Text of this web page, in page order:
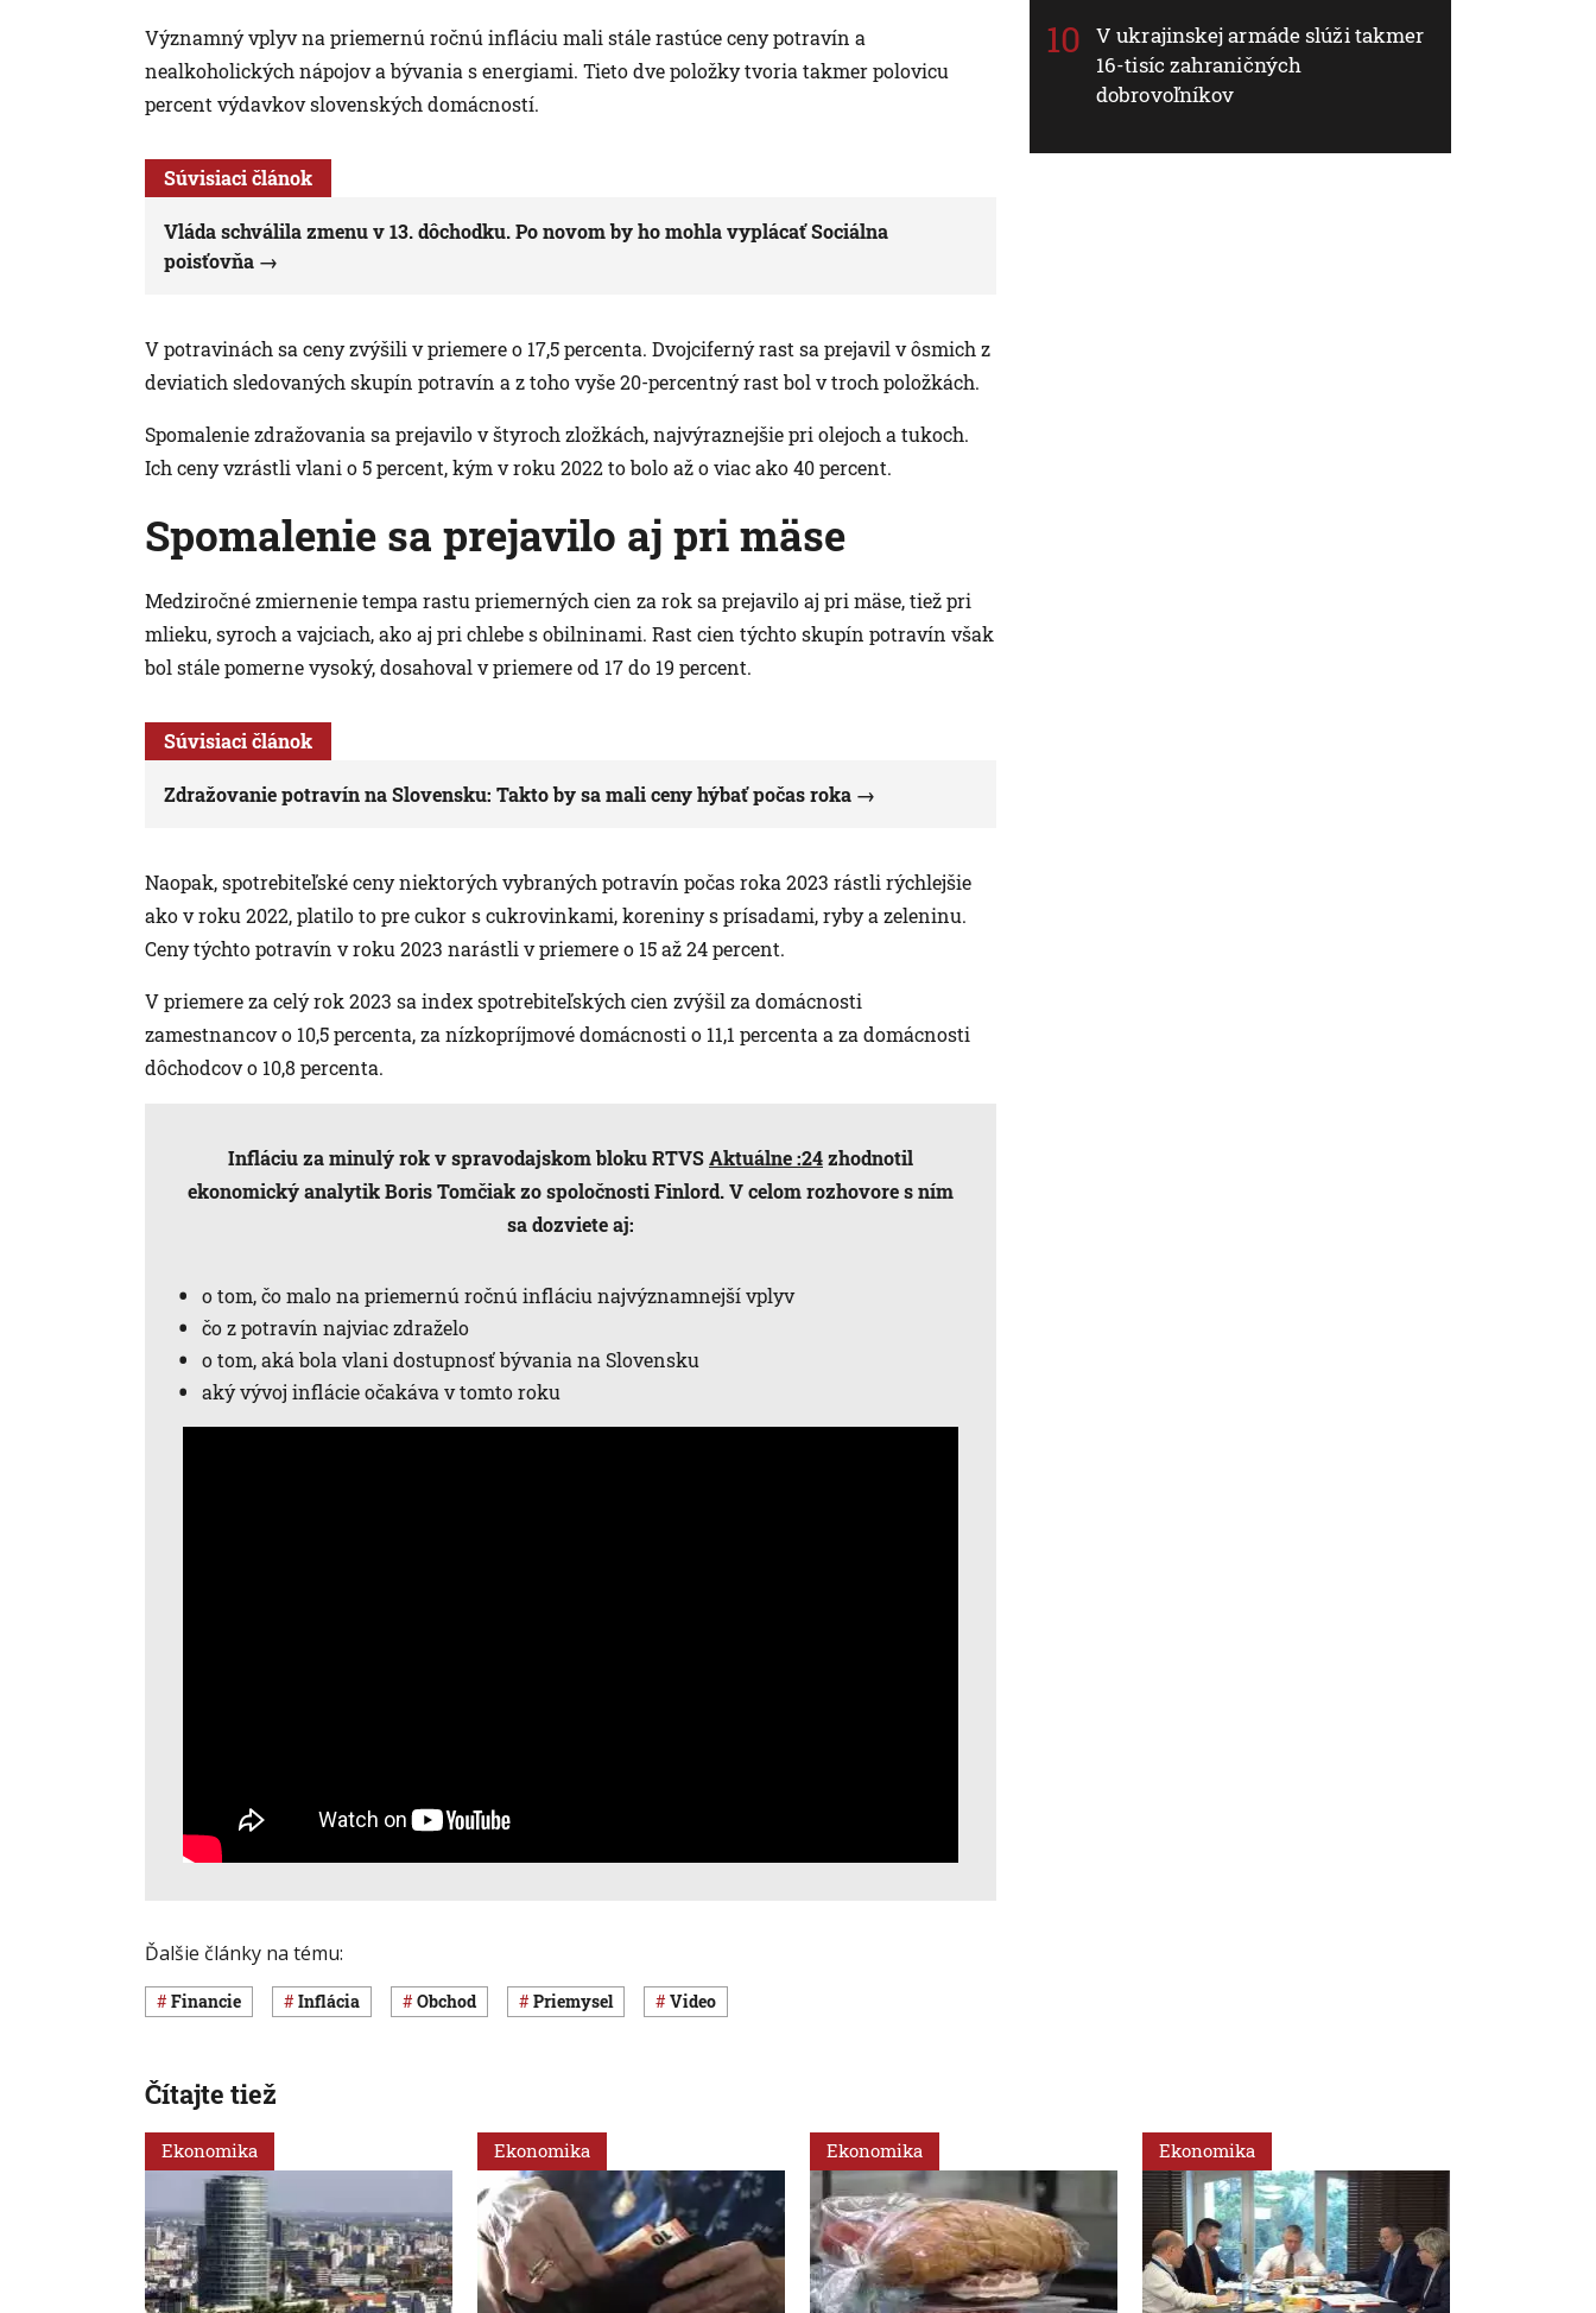
Významný vplyv na priemernú ročnú infláciu mali stále rastúce ceny potravín a
nealkoholických nápojov a bývania s energiami. Tieto dve položky tvoria takmer polovicu
percent výdavkov slovenských domácností.
Súvisiaci článok
Vláda schválila zmenu v 13. dôchodku. Po novom by ho mohla vyplácať Sociálna
poisťovňa
V potravinách sa ceny zvýšili v priemere o 17,5 percenta. Dvojciferný rast sa prejavil v ôsmich z
deviatich sledovaných skupín potravín a z toho vyše 20-percentný rast bol v troch položkách.
Spomalenie zdražovania sa prejavilo v štyroch zložkách, najvýraznejšie pri olejoch a tukoch.
Ich ceny vzrástli vlani o 5 percent, kým v roku 2022 to bolo až o viac ako 40 percent.
Spomalenie sa prejavilo aj pri mäse
Medziročné zmiernenie tempa rastu priemerných cien za rok sa prejavilo aj pri mäse, tiež pri
mlieku, syroch a vajciach, ako aj pri chlebe s obilninami. Rast cien týchto skupín potravín však
bol stále pomerne vysoký, dosahoval v priemere od 17 do 19 percent.
Súvisiaci článok
Zdražovanie potravín na Slovensku: Takto by sa mali ceny hýbať počas roka
Naopak, spotrebiteľské ceny niektorých vybraných potravín počas roka 2023 rástli rýchlejšie
ako v roku 2022, platilo to pre cukor s cukrovinkami, koreniny s prísadami, ryby a zeleninu.
Ceny týchto potravín v roku 2023 narástli v priemere o 15 až 24 percent.
V priemere za celý rok 2023 sa index spotrebiteľských cien zvýšil za domácnosti
zamestnancov o 10,5 percenta, za nízkopríjmové domácnosti o 11,1 percenta a za domácnosti
dôchodcov o 10,8 percenta.
Infláciu za minulý rok v spravodajskom bloku RTVSAktuálne :24zhodnotil
ekonomický analytik Boris Tomčiak zo spoločnosti Finlord. V celom rozhovore s ním
sa dozviete aj:
o tom, čo malo na priemernú ročnú infláciu najvýznamnejší vplyv
čo z potravín najviac zdraželo
o tom, aká bola vlani dostupnosť bývania na Slovensku
aký vývoj inflácie očakáva v tomto roku
Ďalšie články na tému:
Financie inflácia obchod priemysel Video
V ukrajinskej armáde slúži takmer
16-tisíc zahraničných
dobrovoľníkov
Čítajte tiež
Ekonomika Ekonomika Ekonomika Ekonomika